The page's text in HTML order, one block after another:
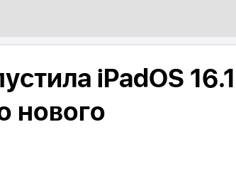
iPadOS 16.1
нового